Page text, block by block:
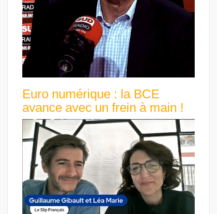
Euro numérique : la BCE
avance avec un frein à main !